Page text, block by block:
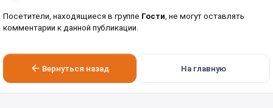
Посетители, находящиеся в группе Гости, не могут оставлять
комментарии к данной публикации.
Вернуться назад На главную